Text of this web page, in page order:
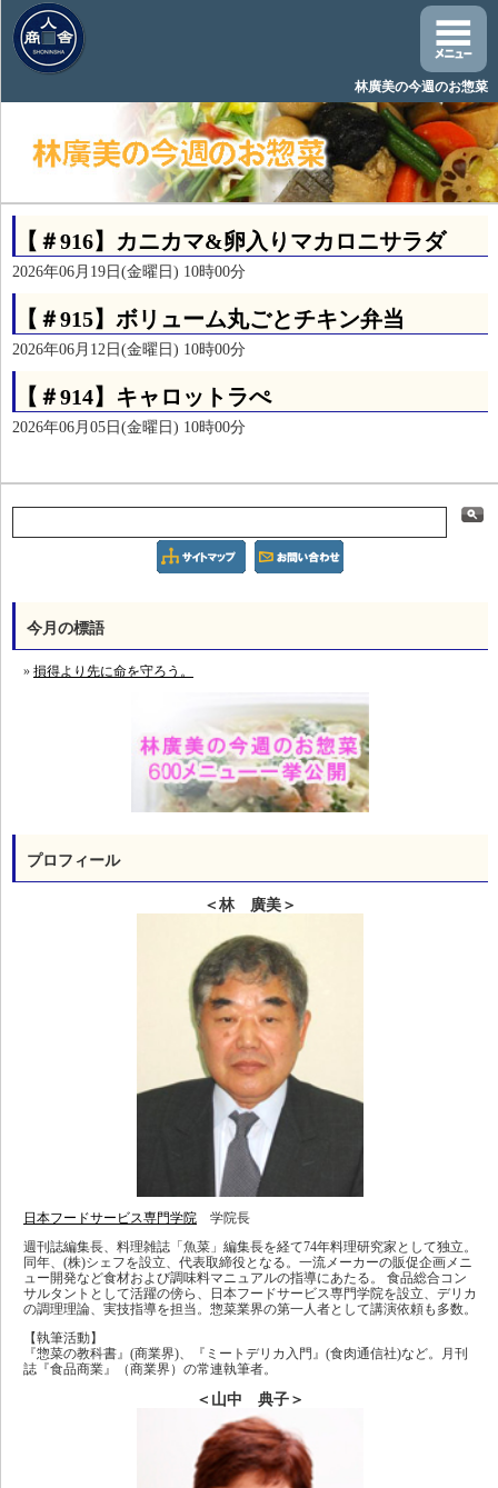
林廣美の今週のお惣菜
【＃916】カニカマ&卵入りマカロニサラダ
2026年06月19日(金曜日) 10時00分
【＃915】ボリューム丸ごとチキン弁当
2026年06月12日(金曜日) 10時00分
【＃914】キャロットラぺ
2026年06月05日(金曜日) 10時00分
今月の標語
損得より先に命を守ろう。
プロフィール
＜林 廣美＞
日本フードサービス専門学院 学院長
週刊誌編集長、料理雑誌「魚菜」編集長を経て74年料理研究家として独立。
同年、(株)シェフを設立、代表取締役となる。一流メーカーの販促企画メニ
ュー開発など食材および調味料マニュアルの指導にあたる。 食品総合コン
サルタントとして活躍の傍ら、日本フードサービス専門学院を設立、デリカ
の調理理論、実技指導を担当。惣菜業界の第一人者として講演依頼も多数。
【執筆活動】
『惣菜の教科書』(商業界)、『ミートデリカ入門』(食肉通信社)など。月刊
誌『食品商業』（商業界）の常連執筆者。
＜山中 典子＞